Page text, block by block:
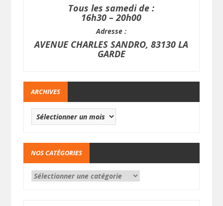
Tous les samedi de :
16h30 – 20h00
Adresse :
AVENUE CHARLES SANDRO, 83130 LA
GARDE
ARCHIVES
NOS CATÉGORIES